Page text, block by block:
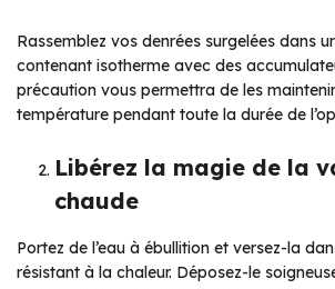
Rassemblez vos denrées surgelées dans
contenant isotherme avec des
précaution vous permettra de les
température pendant toute la durée de
Libérez la magie de la
chaude
Portez de l’eau à ébullition et versez-la
résistant à la chaleur. Déposez-le